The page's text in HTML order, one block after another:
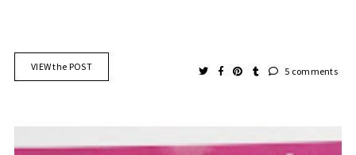
VIEW the POST 5 comments